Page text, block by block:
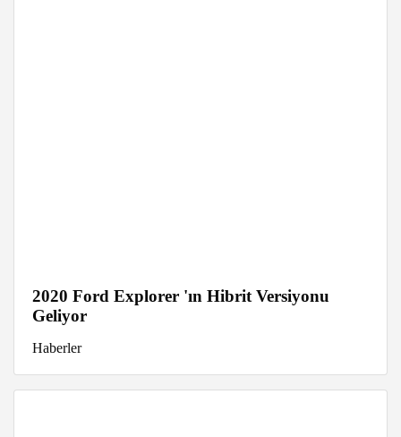
2020 Ford Explorer 'ın Hibrit Versiyonu
Geliyor
Haberler